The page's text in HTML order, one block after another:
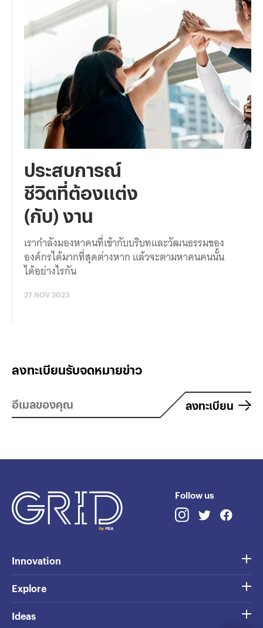
ประสบการณ์
ชีวิตที่ต้องแต่ง
(กับ) งาน
เรากำลังมองหาคนที่เข้ากับบริบทและวัฒนธรรมของ
องค์กรได้มากที่สุดต่างหาก แล้วจะตามหาคนคนนั้น
ได้อย่างไรกัน
27 NOV 2023
ลงทะเบียนรับจดหมายข่าว
ลงทะเบียน
Follow us
Innovation
Explore
Ideas